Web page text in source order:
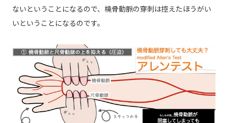
ないということになるので、橈骨動脈の穿刺は控えたほうがい
いということになるのです。